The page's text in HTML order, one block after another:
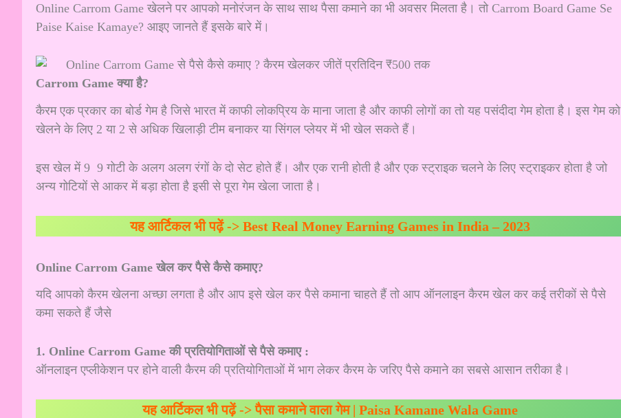
Online Carrom Game खेलने पर आपको मनोरंजन के साथ साथ पैसा कमाने का भी अवसर मिलता है। तो Carrom Board Game Se
Paise Kaise Kamaye? आइए जानते हैं इसके बारे में।
Carrom Game क्या है?
कैरम एक प्रकार का बोर्ड गेम है जिसे भारत में काफी लोकप्रिय के माना जाता है और काफी लोगों का तो यह पसंदीदा गेम होता है। इस गेम को
खेलने के लिए 2 या 2 से अधिक खिलाड़ी टीम बनाकर या सिंगल प्लेयर में भी खेल सकते हैं।
इस खेल में 9 9 गोटी के अलग अलग रंगों के दो सेट होते हैं। और एक रानी होती है और एक स्ट्राइक चलने के लिए स्ट्राइकर होता है जो
अन्य गोटियों से आकर में बड़ा होता है इसी से पूरा गेम खेला जाता है।
यह आर्टिकल भी पढ़ें -> Best Real Money Earning Games in India – 2023
Online Carrom Game खेल कर पैसे कैसे कमाए?
यदि आपको कैरम खेलना अच्छा लगता है और आप इसे खेल कर पैसे कमाना चाहते हैं तो आप ऑनलाइन कैरम खेल कर कई तरीकों से पैसे
कमा सकते हैं जैसे
1. Online Carrom Game की प्रतियोगिताओं से पैसे कमाए :
ऑनलाइन एप्लीकेशन पर होने वाली कैरम की प्रतियोगिताओं में भाग लेकर कैरम के जरिए पैसे कमाने का सबसे आसान तरीका है।
यह आर्टिकल भी पढ़ें ->पैसा कमाने वाला गेम | Paisa Kamane Wala Game